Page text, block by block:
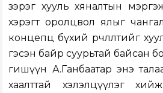
зэрэг хууль хяналтын
хэрэгт оролцвол ялыг
концепц бүхий өөрчлөлтийг
гэсэн байр суурьтай байсан
гишүүн А.Ганбаатар энэ
хаалттай хэлэлцүүлэг